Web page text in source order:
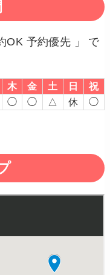
OK 予約優先 」 で
木 金 土 日
祝
◯ ◯ △ 休 ◯